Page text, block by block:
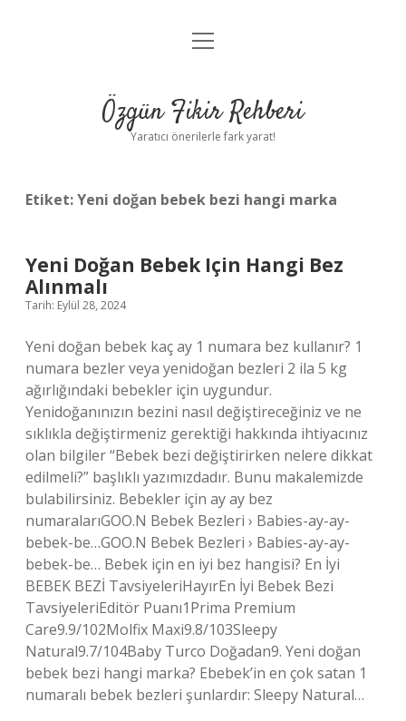
Gizlilik Politikası
Yasal Uyarı
menüyü
Özgün Fikir Rehberi
Yaratıcı önerilerle fark yarat!
Etiket:Yeni doğan bebek bezi hangi marka
Yeni Doğan Bebek Için Hangi Bez
Alınmalı
Tarih: Eylül 28, 2024
Yeni doğan bebek kaç ay 1 numara bez kullanır? 1
numara bezler veya yenidoğan bezleri 2 ila 5 kg
ağırlığındaki bebekler için uygundur.
Yenidoğanınızın bezini nasıl değiştireceğiniz ve ne
sıklıkla değiştirmeniz gerektiği hakkında ihtiyacınız
olan bilgiler “Bebek bezi değiştirirken nelere dikkat
edilmeli?” başlıklı yazımızdadır. Bunu makalemizde
bulabilirsiniz. Bebekler için ay ay bez
numaralarıGOO.N Bebek Bezleri › Babies-ay-ay-
bebek-be…GOO.N Bebek Bezleri › Babies-ay-ay-
bebek-be… Bebek için en iyi bez hangisi? En İyi
BEBEK BEZİ TavsiyeleriHayırEn İyi Bebek Bezi
TavsiyeleriEditör Puanı1Prima Premium
Care9.9/102Molfix Maxi9.8/103Sleepy
Natural9.7/104Baby Turco Doğadan9. Yeni doğan
bebek bezi hangi marka? Ebebek’in en çok satan 1
numaralı bebek bezleri şunlardır: Sleepy Natural…